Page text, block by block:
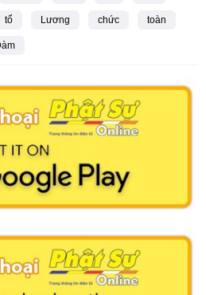
tổ Lương chức toàn